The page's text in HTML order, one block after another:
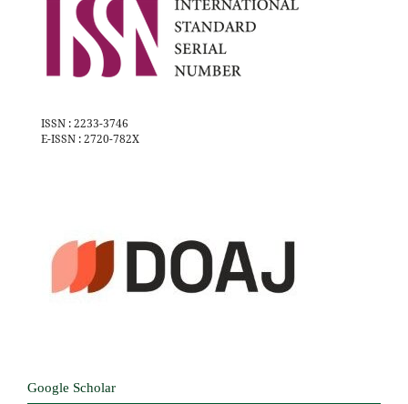
ISSN : 2233-3746
E-ISSN : 2720-782X
Google Scholar